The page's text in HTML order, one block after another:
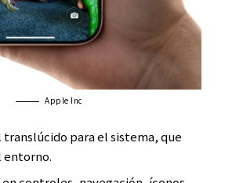
Apple Inc
para el sistema, que
entorno.